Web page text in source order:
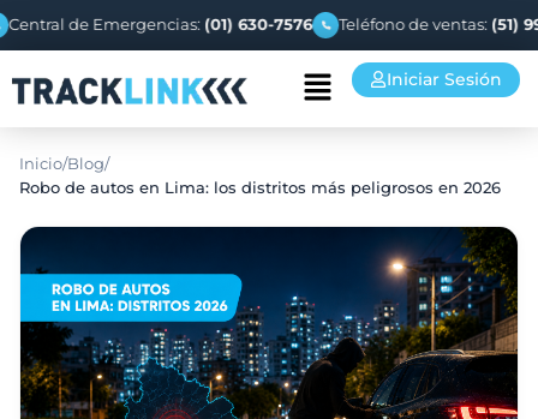
de Emergencias:(01) 630-7576 Teléfono de ventas:(51) 993
Iniciar Sesión
Inicio/Blog/
Robo de autos en Lima: los distritos más peligrosos en 2026